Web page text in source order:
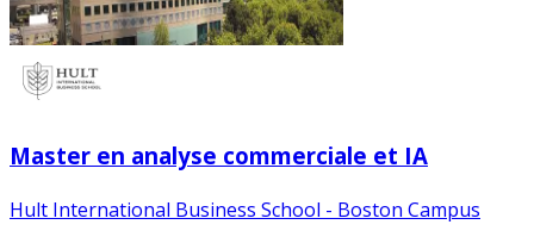
Master en analyse commerciale et IA
Hult International Business School - Boston Campus